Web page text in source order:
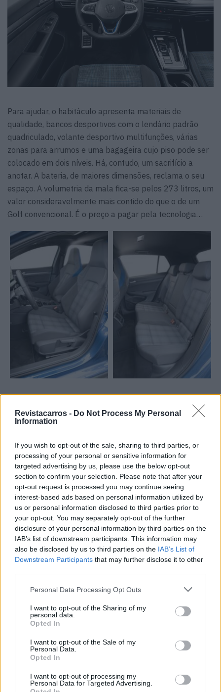
Revistacarros - Do Not Process My Personal
Information
If you wish to opt-out of the sale, sharing to third parties, or
processing of your personal or sensitive information for
targeted advertising by us, please use the below opt-out
section to confirm your selection. Please note that after your
opt-out request is processed you may continue seeing
interest-based ads based on personal information utilized by
us or personal information disclosed to third parties prior to
your opt-out. You may separately opt-out of the further
disclosure of your personal information by third parties on the
IAB’s list of downstream participants. This information may
also be disclosed by us to third parties on the IAB’s List of
Downstream Participants that may further disclose it to other
Personal Data Processing Opt Outs
I want to opt-out of the Sharing of my
personal data.
Opted In
I want to opt-out of the Sale of my
Personal Data.
Opted In
I want to opt-out of processing my
Personal Data for Targeted Advertising.
Para ajudar, o habitáculo apresenta materiais de
qualidade, bancos desportivos com o lendário padrão
quadriculado, volante desportivo multifunções, várias
zonas para arrumos e uma bagageira cujo piso pode ser
colocado em dois níveis. Há, contudo, um sacrifício a
anotar. A bateria, de maiores dimensões, reclama o seu
espaço. A volumetria da mala fica-se pelos 273 litros, um
valor consideravelmente mais contido do que o de um
Golf convencional. É o preço a pagar pela tecnologia…
A lista de equipamento oferece tudo o que é necessário,
muito bem-dotado em termos de segurança e
infotainment Digital Cockpit Pro e navegação Discover
Media, os quais podem ser operados através do ecrã tátil
independente (diagonal: 32,8 cm/12,9 polegadas). A
Volkswagen enterrou de vez o problemático sistema de
multimédia, substituindo-o pela nova Plataforma
Modular Infotainment 4 (MIB4).